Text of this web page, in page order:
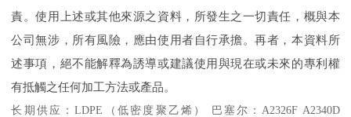
責。使用上述或其他來源之資料，所發生之一切責任，概與本
公司無涉，所有風險，應由使用者自行承擔。再者，本資料所
述事項，絕不能解釋為誘導或建議使用與現在或未來的專利權
有抵觸之任何加工方法或產品。
长期供应：LDPE （低密度聚乙烯） 巴塞尔： A2326F A2340D